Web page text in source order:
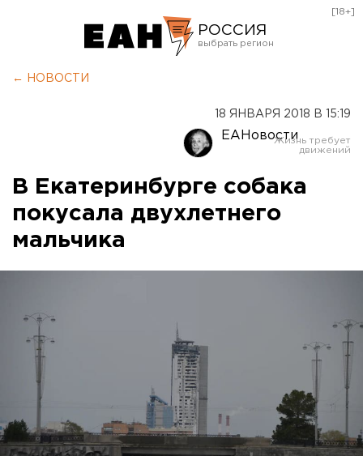
РОССИЯ
Оренбург
[18+]
← НОВОСТИ
18 ЯНВАРЯ 2018 В 15:19
ЕАНовости
В Екатеринбурге собака
покусала двухлетнего
мальчика